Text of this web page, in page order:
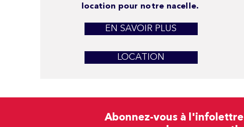
location pour notre nacelle.
EN SAVOIR PLUS
LOCATION
Abonnez-vous à l'infolettre